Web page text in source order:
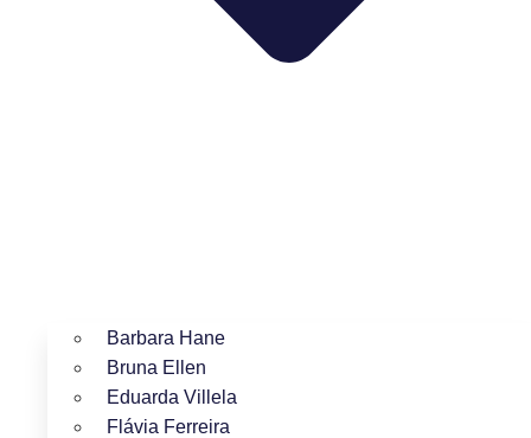
Barbara Hane
Bruna Ellen
Eduarda Villela
Flávia Ferreira